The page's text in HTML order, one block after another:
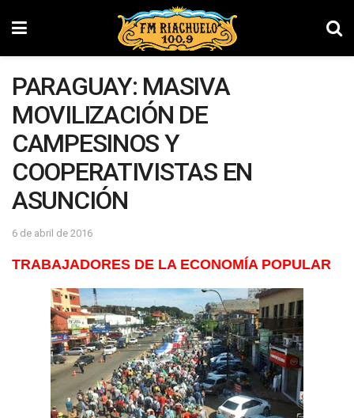
PARAGUAY: MASIVA
MOVILIZACIÓN DE
CAMPESINOS Y
COOPERATIVISTAS EN
ASUNCIÓN
6 de abril de 2016
TRABAJADORES DE LA ECONOMÍA POPULAR